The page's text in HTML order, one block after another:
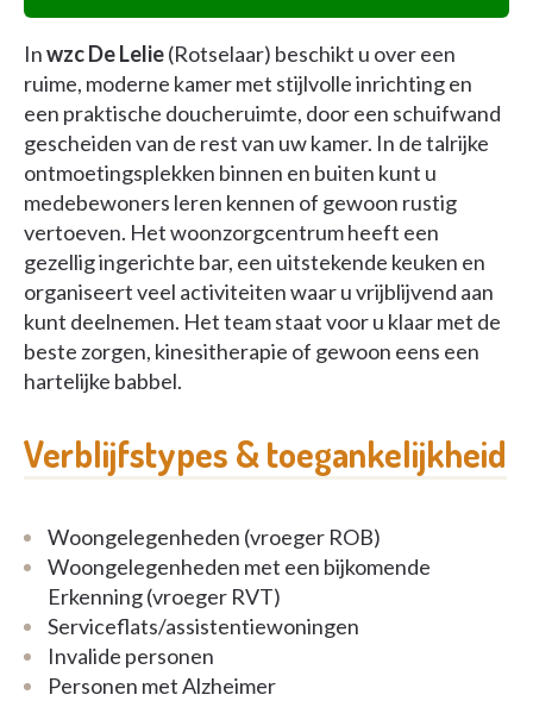
Inwzc De Lelie(Rotselaar) beschikt u over een
ruime, moderne kamer met stijlvolle inrichting en
een praktische doucheruimte, door een schuifwand
gescheiden van de rest van uw kamer. In de talrijke
ontmoetingsplekken binnen en buiten kunt u
medebewoners leren kennen of gewoon rustig
vertoeven. Het woonzorgcentrum heeft een
gezellig ingerichte bar, een uitstekende keuken en
organiseert veel activiteiten waar u vrijblijvend aan
kunt deelnemen. Het team staat voor u klaar met de
beste zorgen, kinesitherapie of gewoon eens een
hartelijke babbel.
Verblijfstypes & toegankelijkheid
Woongelegenheden (vroeger ROB)
Woongelegenheden met een bijkomende
Erkenning (vroeger RVT)
Serviceflats/assistentiewoningen
Invalide personen
Personen met Alzheimer